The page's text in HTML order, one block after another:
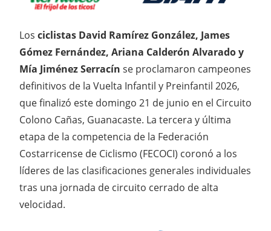
Los ciclistas David Ramírez González, James
Gómez Fernández, Ariana Calderón Alvarado y
Mía Jiménez Serracín se proclamaron campeones
definitivos de la Vuelta Infantil y Preinfantil 2026,
que finalizó este domingo 21 de junio en el Circuito
Colono Cañas, Guanacaste. La tercera y última
etapa de la competencia de la Federación
Costarricense de Ciclismo (FECOCI) coronó a los
líderes de las clasificaciones generales individuales
tras una jornada de circuito cerrado de alta
velocidad.